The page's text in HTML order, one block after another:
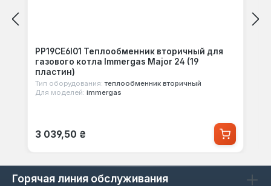
PP19CE6I01 Теплообменник вторичный для
газового котла Immergas Major 24 (19
пластин)
Тип оборудования: теплообменник вторичный
Для моделей: immergas
Обычная цена:
3 039,50 ₴
Горячая линия обслуживания